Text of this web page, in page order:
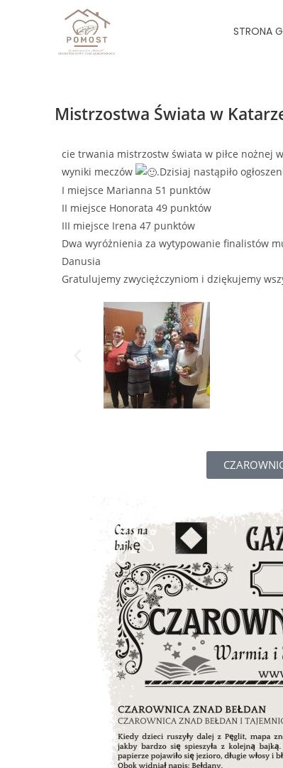
STRONA
Mistrzostwa Świata w
cie trwania mistrzostw świata w piłce nożnej
wyniki meczów
.Dzisiaj nastąpiło
I miejsce Marianna 51 punktów
II miejsce Honorata 49 punktów
III miejsce Irena 47 punktów
Dwa wyróżnienia za wytypowanie finalistów
Danusia
Gratulujemy zwyciężczyniom i dziękujemy